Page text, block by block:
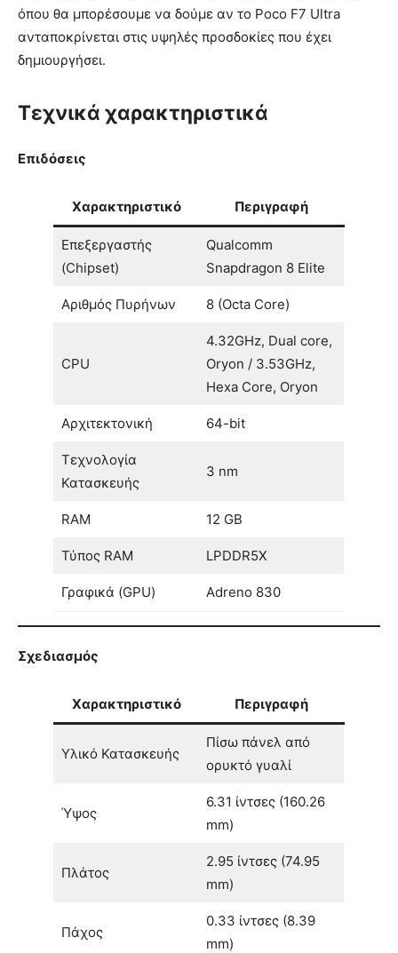
όπου θα μπορέσουμε να δούμε αν το Poco F7 Ultra
ανταποκρίνεται στις υψηλές προσδοκίες που έχει
δημιουργήσει.
Τεχνικά χαρακτηριστικά
Επιδόσεις
Χαρακτηριστικό Περιγραφή
Επεξεργαστής
(Chipset)
Qualcomm
Snapdragon 8 Elite
Αριθμός Πυρήνων 8 (Octa Core)
CPU
4.32GHz, Dual core,
Oryon / 3.53GHz,
Hexa Core, Oryon
Αρχιτεκτονική 64-bit
Τεχνολογία
Κατασκευής
3 nm
RAM 12 GB
Τύπος RAM LPDDR5X
Γραφικά (GPU) Adreno 830
Σχεδιασμός
Χαρακτηριστικό Περιγραφή
Υλικό Κατασκευής
Πίσω πάνελ από
ορυκτό γυαλί
Ύψος
6.31 ίντσες (160.26
mm)
Πλάτος
2.95 ίντσες (74.95
mm)
Πάχος
0.33 ίντσες (8.39
mm)